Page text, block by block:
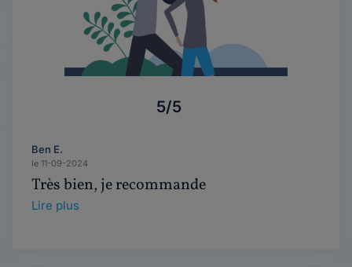
5/5
Ben E.
le 11-09-2024
Très bien, je recommande
Lire plus